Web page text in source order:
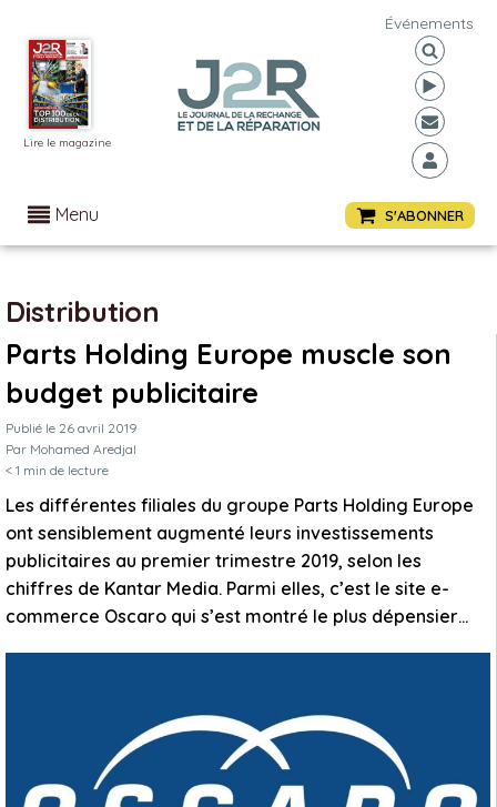
Lire le magazine
Événements
Menu S'ABONNER
Distribution
Parts Holding Europe muscle son
budget publicitaire
Publié le 26 avril 2019
Par Mohamed Aredjal
< 1 min de lecture
Les différentes filiales du groupe Parts Holding Europe
ont sensiblement augmenté leurs investissements
publicitaires au premier trimestre 2019, selon les
chiffres de Kantar Media. Parmi elles, c’est le site e-
commerce Oscaro qui s’est montré le plus dépensier…